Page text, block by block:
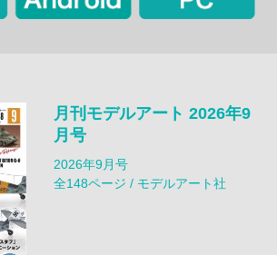
月刊モデルアート 2026年9
月号
2026年9月号
全148ページ / モデルアート社